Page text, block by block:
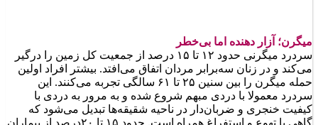
میگرن؛ آزار دهنده اما بی‌خطر
سردرد میگرنی حدود ۱۲ تا ۱۵ درصد از جمعیت كل زمین را درگیر
می‌كند و در زنان سه‌برابر مردان اتفاق می‌افتد. بیشتر افراد اولین
حمله میگرن را بین سنین ۲۵ تا ۶۱ سالگی تجربه می‌كنند. این
سردرد معمولا با دردی مبهم شروع شده و به مرور به دردی با
كیفیت خنجری و ضربان‌دار در ناحیه شقیقه‌ها تبدیل می‌شود كه